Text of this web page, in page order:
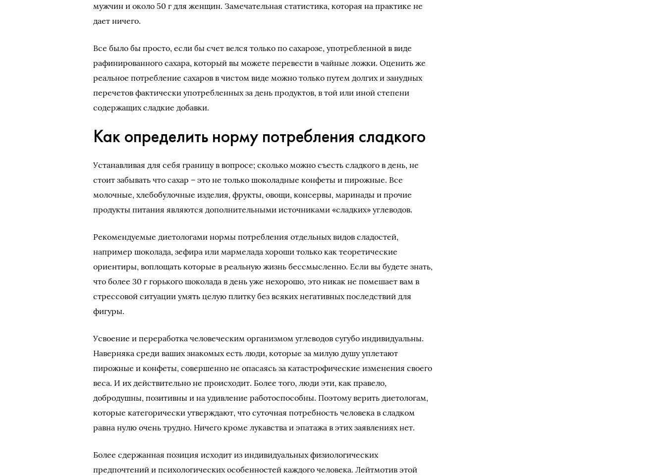
мужчин и около 50 г для женщин. Замечательная статистика, которая на практике не
дает ничего.
Все было бы просто, если бы счет велся только по сахарозе, употребленной в виде
рафинированного сахара, который вы можете перевести в чайные ложки. Оценить же
реальное потребление сахаров в чистом виде можно только путем долгих и занудных
перечетов фактически употребленных за день продуктов, в той или иной степени
содержащих сладкие добавки.
Как определить норму потребления сладкого
Устанавливая для себя границу в вопросе; сколько можно съесть сладкого в день, не
стоит забывать что сахар – это не только шоколадные конфеты и пирожные. Все
молочные, хлебобулочные изделия, фрукты, овощи, консервы, маринады и прочие
продукты питания являются дополнительными источниками «сладких» углеводов.
Рекомендуемые диетологами нормы потребления отдельных видов сладостей,
например шоколада, зефира или мармелада хороши только как теоретические
ориентиры, воплощать которые в реальную жизнь бессмысленно. Если вы будете знать,
что более 30 г горького шоколада в день уже нехорошо, это никак не помешает вам в
стрессовой ситуации умять целую плитку без всяких негативных последствий для
фигуры.
Усвоение и переработка человеческим организмом углеводов сугубо индивидуальны.
Наверняка среди ваших знакомых есть люди, которые за милую душу уплетают
пирожные и конфеты, совершенно не опасаясь за катастрофические изменения своего
веса. И их действительно не происходит. Более того, люди эти, как правело,
добродушны, позитивны и на удивление работоспособны. Поэтому верить диетологам,
которые категорически утверждают, что суточная потребность человека в сладком
равна нулю очень трудно. Ничего кроме лукавства и эпатажа в этих заявлениях нет.
Более сдержанная позиция исходит из индивидуальных физиологических
предпочтений и психологических особенностей каждого человека. Лейтмотив этой